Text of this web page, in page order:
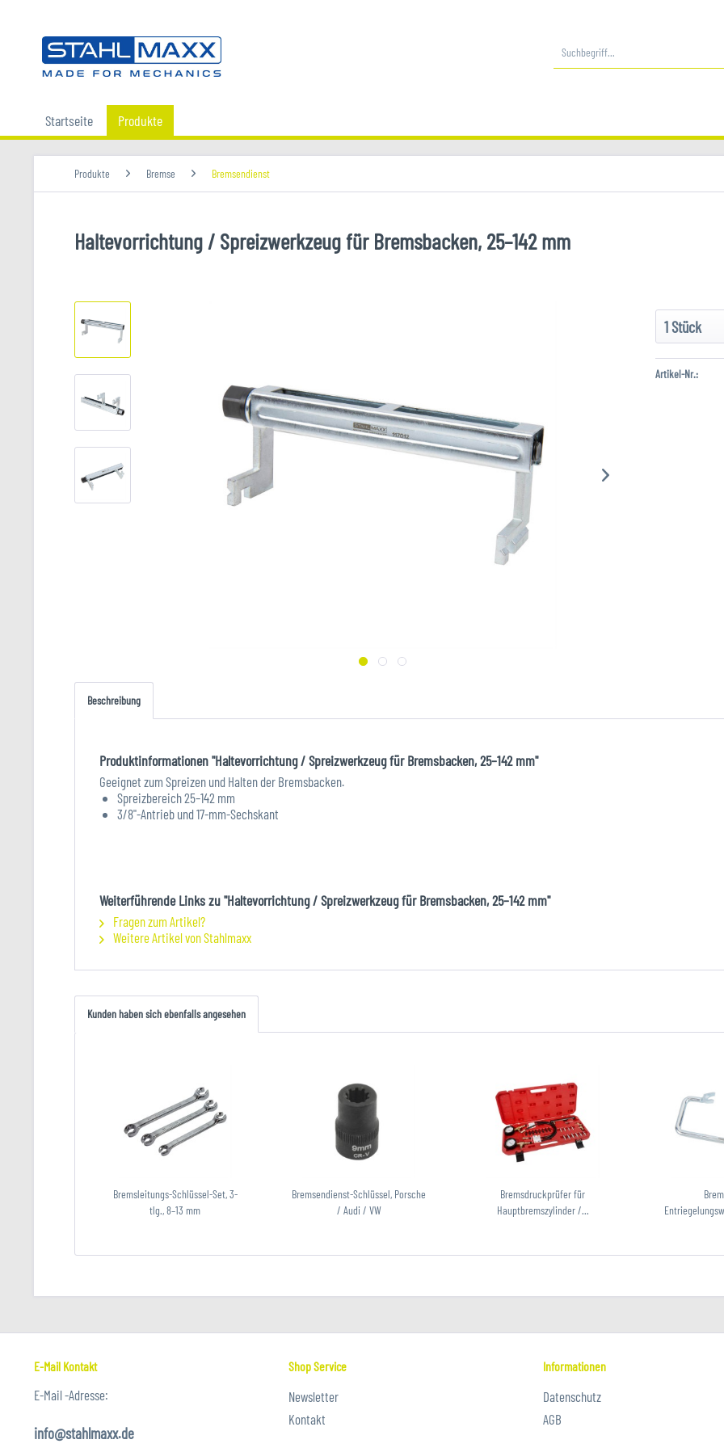
Startseite Produkte
Produkte Bremse Bremsendienst
Haltevorrichtung / Spreizwerkzeug für Bremsbacken, 25–142 mm
Artikel-Nr.:
Beschreibung
Produktinformationen "Haltevorrichtung / Spreizwerkzeug für Bremsbacken, 25–142 mm"
Geeignet zum Spreizen und Halten der Bremsbacken.
Spreizbereich 25–142 mm
3/8"-Antrieb und 17-mm-Sechskant
Weiterführende Links zu "Haltevorrichtung / Spreizwerkzeug für Bremsbacken, 25–142 mm"
Fragen zum Artikel?
Weitere Artikel von Stahlmaxx
Kunden haben sich ebenfalls angesehen
Bremsleitungs-Schlüssel-Set, 3-
tlg., 8–13 mm
Bremsendienst-Schlüssel, Porsche
/ Audi / VW
Bremsdruckprüfer für
Hauptbremszylinder /...
E-Mail Kontakt
E-Mail -Adresse:
info@stahlmaxx.de
Shop Service
Newsletter
Kontakt
Informationen
Datenschutz
AGB